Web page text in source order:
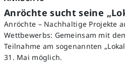
Anröchte sucht seine
Anröchte – Nachhaltige Projekte
Wettbewerbs: Gemeinsam mit
Teilnahme am sogenannten
31. Mai möglich.